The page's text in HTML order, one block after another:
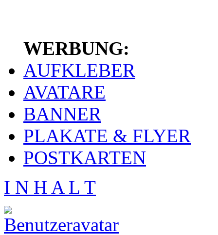
WERBUNG:
AUFKLEBER
AVATARE
BANNER
PLAKATE & FLYER
POSTKARTEN
I N H A L T